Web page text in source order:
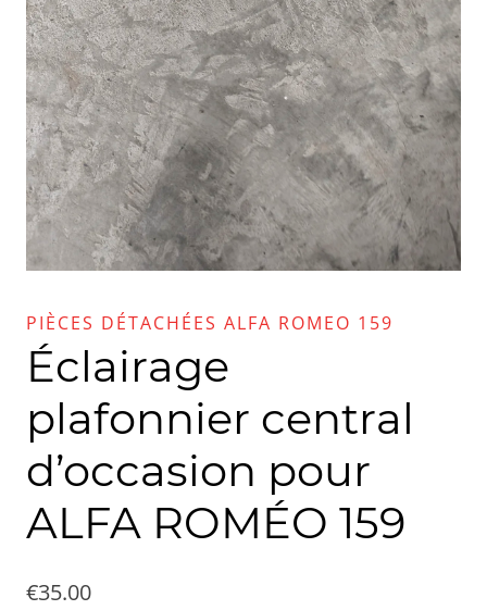
PIÈCES DÉTACHÉES ALFA ROMEO 159
Éclairage
plafonnier central
d’occasion pour
ALFA ROMÉO 159
€35.00